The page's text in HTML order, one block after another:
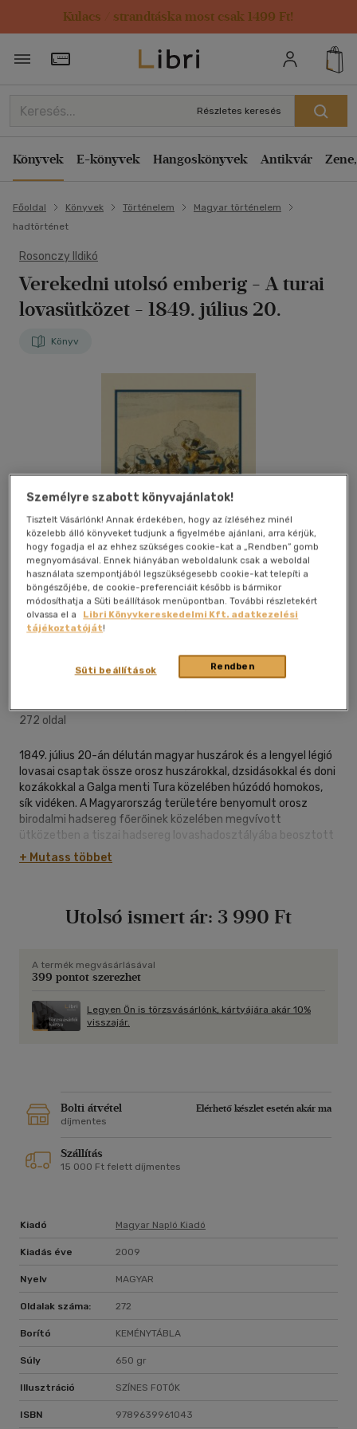
Kulacs / strandtáska most csak 1499 Ft!
Törzsvásárlói Kártya adatai
Részletes keresés
Könyvek E-könyvek Hangoskönyvek Antikvár
Főoldal Könyvek Történelem
Magyar történelem
hadtörténet
Rosonczy Ildikó
Verekedni utolsó emberig - A turai
lovasütközet - 1849. július 20.
Könyv
272 oldal
1849. július 20-án délután magyar huszárok és a lengyel légió
lovasai csaptak össze orosz huszárokkal, dzsidásokkal és doni
kozákokkal a Galga menti Tura közelében húzódó homokos,
sík vidéken. A Magyarország területére benyomult orosz
birodalmi hadsereg főerőinek közelében megvívott
ütközetben a tiszai hadsereg lovashadosztályába beosztott
huszárszázadok és lengyel dzsidások több órán át derekasan
helytálltak az orosz Tolsztoj altábornagy
támogatására küldött gyalogdandár. "Amint ráütöttünk az
sem lehetett, mi volt más hátra, mint verekedni utolsó
emberig, vagy megadni magunkat. Mi inkább akartunk
teljes tábornoki díszben, mellén a másodrendű
érdemkereszttel, s mert a veres attilát meg a keresztet
Beszámolója alapján az olvasó szeme előtt filmszerűen
peregnek a véres kézitusa képei, amelyeken mindenekelőtt a
buzdító tisztek alakja elevenedik meg. A kötet a 2008. július
21-én Túrán rendezett emlékkonferencia előadóinak
+ Mutass többet
Utolsó ismert ár: 3 990 Ft
A termék megvásárlásával
399 pontot szerezhet
Legyen Ön is törzsvásárlónk, kártyájára akár 10%
visszajár.
Bolti átvétel
Elérhető készlet esetén akár ma
díjmentes
Szállítás
15 000 Ft felett díjmentes
Kiadó Magyar Napló Kiadó
Kiadás éve 2009
Nyelv MAGYAR
Oldalak száma: 272
Borító KEMÉNYTÁBLA
Súly 650 gr
Illusztráció SZÍNES FOTÓK
ISBN 9789639961043
Személyre szabott könyvajánlatok!
Tisztelt Vásárlónk! Annak érdekében, hogy az ízléséhez minél
közelebb álló könyveket tudjunk a figyelmébe ajánlani, arra kérjük,
hogy fogadja el az ehhez szükséges cookie-kat a „Rendben” gomb
megnyomásával. Ennek hiányában weboldalunk csak a weboldal
használata szempontjából legszükségesebb cookie-kat telepíti a
böngészőjébe, de cookie-preferenciáit később is bármikor
módosíthatja a Süti beállítások menüpontban. További részletekért
olvassa el a
Libri Könyvkereskedelmi Kft. adatkezelési
tájékoztatóját!
Rendben
Süti beállítások